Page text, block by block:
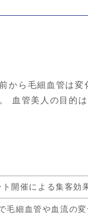
から毛細血管は変
血管美人の目的
開催による集客効
毛細血管や血流の